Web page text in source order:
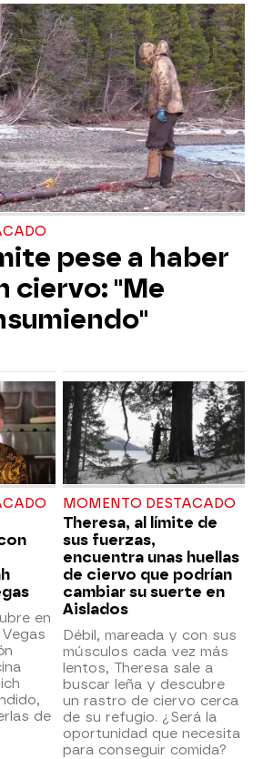
pese a haber
ciervo: "Me
en
de
MOMENTO DESTACADO
Theresa, al límite de
sus fuerzas,
encuentra unas huellas
de ciervo que podrían
cambiar su suerte en
Aislados
Débil, mareada y con sus
músculos cada vez más
lentos, Theresa sale a
buscar leña y descubre
un rastro de ciervo cerca
de su refugio. ¿Será la
oportunidad que necesita
para conseguir comida?